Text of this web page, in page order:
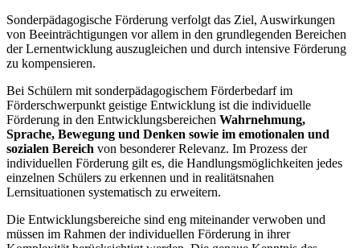
Sonderpädagogische Förderung verfolgt das Ziel, Auswirkungen
von Beeinträchtigungen vor allem in den grundlegenden Bereichen
der Lernentwicklung auszugleichen und durch intensive Förderung
zu kompensieren.
Bei Schülern mit sonderpädagogischem Förderbedarf im
Förderschwerpunkt geistige Entwicklung ist die individuelle
Förderung in den Entwicklungsbereichen Wahrnehmung,
Sprache, Bewegung und Denken sowie im emotionalen und
sozialen Bereich von besonderer Relevanz. Im Prozess der
individuellen Förderung gilt es, die Handlungsmöglichkeiten jedes
einzelnen Schülers zu erkennen und in realitätsnahen
Lernsituationen systematisch zu erweitern.
Die Entwicklungsbereiche sind eng miteinander verwoben und
müssen im Rahmen der individuellen Förderung in ihrer